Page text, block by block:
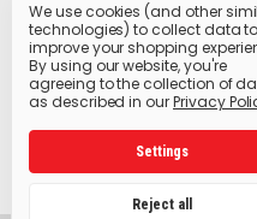
Industria
INFO
Glossario
LINK UTILI
Archivio
We use cookies (and other
technologies) to collect data to
improve your shopping
By using our website, you're
agreeing to the collection of
as described in ourPrivacy
Settings
Reject all